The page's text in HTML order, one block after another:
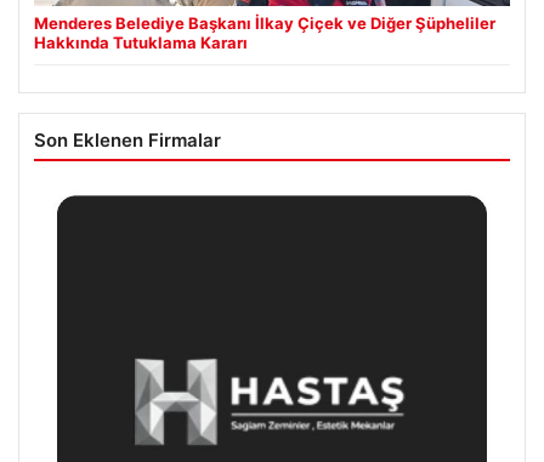
Menderes Belediye Başkanı İlkay Çiçek ve Diğer Şüpheliler
Hakkında Tutuklama Kararı
Son Eklenen Firmalar